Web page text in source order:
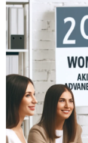
専門学校・ス
幼児教育
習い事
家庭教師・塾
美容
エステ